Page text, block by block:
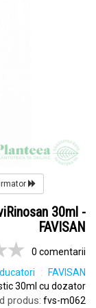
30ml -
FAVISAN
0 comentarii
FAVISAN
30ml cu dozator
produs: fvs-m062